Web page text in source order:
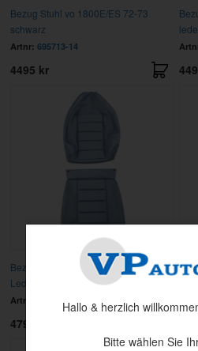
Bezug Stuhl vo 1800E/ES 72-73
schwarz
Artnr: 695713-14
4495 kr
Bezug Stuhl vo 1800ES 73 h-blau
Leder
Artnr:
4795 kr
Hallo & herzlich
Bitte wählen Sie